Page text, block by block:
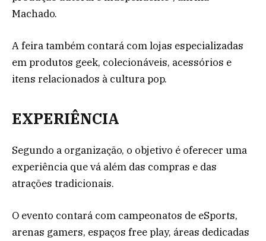
Machado.
A feira também contará com lojas especializadas
em produtos geek, colecionáveis, acessórios e
itens relacionados à cultura pop.
EXPERIÊNCIA
Segundo a organização, o objetivo é oferecer uma
experiência que vá além das compras e das
atrações tradicionais.
O evento contará com campeonatos de eSports,
arenas gamers, espaços free play, áreas dedicadas